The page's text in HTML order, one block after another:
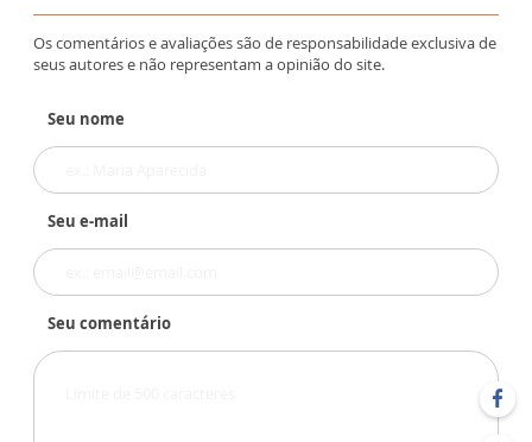
Os comentários e avaliações são de responsabilidade exclusiva de
seus autores e não representam a opinião do site.
Seu nome
Seu e-mail
Seu comentário